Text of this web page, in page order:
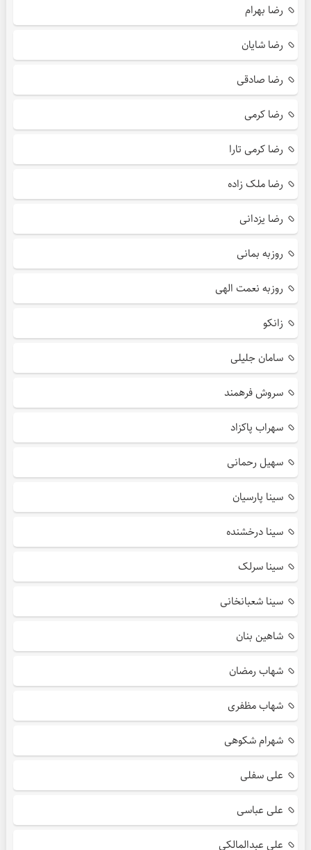
رضا بهرام
رضا شایان
رضا صادقی
رضا کرمی
رضا کرمی تارا
رضا ملک زاده
رضا یزدانی
روزبه بمانی
روزبه نعمت الهی
زانکو
سامان جلیلی
سروش فرهمند
سهراب پاکزاد
سهیل رحمانی
سینا پارسیان
سینا درخشنده
سینا سرلک
سینا شعبانخانی
شاهین بنان
شهاب رمضان
شهاب مظفری
شهرام شکوهی
علی سفلی
علی عباسی
علی عبدالمالکی